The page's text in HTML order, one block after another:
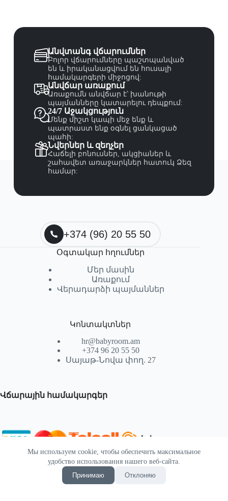
Мы используем cookie, чтобы обеспечить максимальное
удобство использования нашего веб-сайта.
Принимаю
Отклоняю
Անվտանգ վճարումներ
Բոլոր վճարումները պաշտպանված
են և իրականացվում են հուսալի
համակարգերի միջոցով:
Անվճար առաքում
Առաքումն անվճար է՝ խանութի
պայմանները կատարելու դեպքում:
24/7 Աջակցություն
Մենք միշտ կապի մեջ ենք և
պատրաստ ենք օգնել ցանկացած
պահի:
Նվերներ և զեղչեր
Հաճելի բոնուսներ, ակցիաներ և
շահավետ առաջարկներ հատուկ Ձեզ
համար:
+374 (96) 20 55 50
Օգտակար հղումներ
Մեր մասին
Առաքում
Վերադարձի պայմաններ
Կոնտակտներ
hr@babyroom.am
+374 96 20 55 50
Սայաթ-Նովա փող. 27
Վճարային համակարգեր
© 2026 | Powered by SEKTIF